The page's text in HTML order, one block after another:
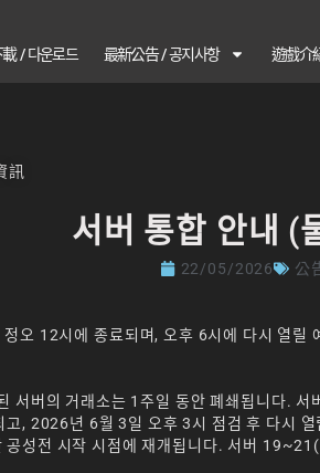
/ 다운로드 最新公告 / 공지사항 遊戲介
訊
서버 통합 안내 (
22/05/2026 公
오 12시에 종료되며, 오후 6시에 다시 열릴
서버의 거래소는 1주일 동안 폐쇄됩니다.
고, 2026년 6월 3일 오후 3시 점검 후 다시 열
공성전 시작 시점에 재개됩니다. 서버